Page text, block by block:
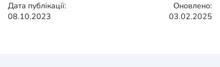
Дата публікації:
08.10.2023
Оновлено:
03.02.2025